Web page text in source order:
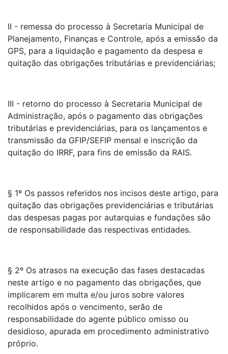
II - remessa do processo à Secretaria Municipal de
Planejamento, Finanças e Controle, após a emissão da
GPS, para a liquidação e pagamento da despesa e
quitação das obrigações tributárias e previdenciárias;
III - retorno do processo à Secretaria Municipal de
Administração, após o pagamento das obrigações
tributárias e previdenciárias, para os lançamentos e
transmissão da GFIP/SEFIP mensal e inscrição da
quitação do IRRF, para fins de emissão da RAIS.
§ 1º Os passos referidos nos incisos deste artigo, para
quitação das obrigações previdenciárias e tributárias
das despesas pagas por autarquias e fundações são
de responsabilidade das respectivas entidades.
§ 2º Os atrasos na execução das fases destacadas
neste artigo e no pagamento das obrigações, que
implicarem em multa e/ou juros sobre valores
recolhidos após o vencimento, serão de
responsabilidade do agente público omisso ou
desidioso, apurada em procedimento administrativo
próprio.